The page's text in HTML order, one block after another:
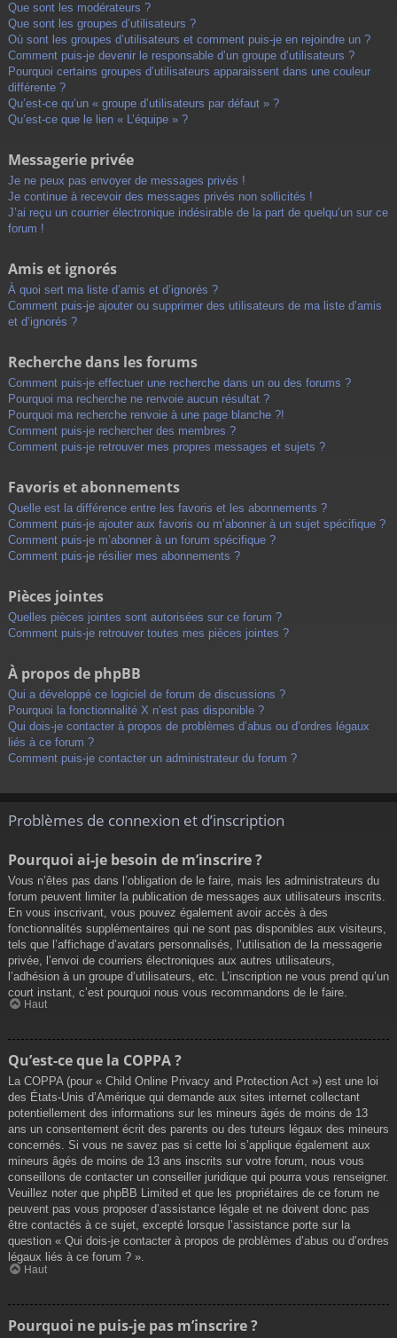
Que sont les modérateurs ?
Que sont les groupes d’utilisateurs ?
Où sont les groupes d’utilisateurs et comment puis-je en rejoindre un ?
Comment puis-je devenir le responsable d’un groupe d’utilisateurs ?
Pourquoi certains groupes d’utilisateurs apparaissent dans une couleur
différente ?
Qu’est-ce qu’un « groupe d’utilisateurs par défaut » ?
Qu’est-ce que le lien « L’équipe » ?
Messagerie privée
Je ne peux pas envoyer de messages privés !
Je continue à recevoir des messages privés non sollicités !
J’ai reçu un courrier électronique indésirable de la part de quelqu’un sur ce
forum !
Amis et ignorés
À quoi sert ma liste d’amis et d’ignorés ?
Comment puis-je ajouter ou supprimer des utilisateurs de ma liste d’amis
et d’ignorés ?
Recherche dans les forums
Comment puis-je effectuer une recherche dans un ou des forums ?
Pourquoi ma recherche ne renvoie aucun résultat ?
Pourquoi ma recherche renvoie à une page blanche ?!
Comment puis-je rechercher des membres ?
Comment puis-je retrouver mes propres messages et sujets ?
Favoris et abonnements
Quelle est la différence entre les favoris et les abonnements ?
Comment puis-je ajouter aux favoris ou m’abonner à un sujet spécifique ?
Comment puis-je m’abonner à un forum spécifique ?
Comment puis-je résilier mes abonnements ?
Pièces jointes
Quelles pièces jointes sont autorisées sur ce forum ?
Comment puis-je retrouver toutes mes pièces jointes ?
À propos de phpBB
Qui a développé ce logiciel de forum de discussions ?
Pourquoi la fonctionnalité X n’est pas disponible ?
Qui dois-je contacter à propos de problèmes d’abus ou d’ordres légaux
liés à ce forum ?
Comment puis-je contacter un administrateur du forum ?
Problèmes de connexion et d’inscription
Pourquoi ai-je besoin de m’inscrire ?
Vous n’êtes pas dans l’obligation de le faire, mais les administrateurs du
forum peuvent limiter la publication de messages aux utilisateurs inscrits.
En vous inscrivant, vous pouvez également avoir accès à des
fonctionnalités supplémentaires qui ne sont pas disponibles aux visiteurs,
tels que l’affichage d’avatars personnalisés, l’utilisation de la messagerie
privée, l’envoi de courriers électroniques aux autres utilisateurs,
l’adhésion à un groupe d’utilisateurs, etc. L’inscription ne vous prend qu’un
court instant, c’est pourquoi nous vous recommandons de le faire.
Haut
Qu’est-ce que la COPPA ?
La COPPA (pour « Child Online Privacy and Protection Act ») est une loi
des États-Unis d’Amérique qui demande aux sites internet collectant
potentiellement des informations sur les mineurs âgés de moins de 13
ans un consentement écrit des parents ou des tuteurs légaux des mineurs
concernés. Si vous ne savez pas si cette loi s’applique également aux
mineurs âgés de moins de 13 ans inscrits sur votre forum, nous vous
conseillons de contacter un conseiller juridique qui pourra vous renseigner.
Veuillez noter que phpBB Limited et que les propriétaires de ce forum ne
peuvent pas vous proposer d’assistance légale et ne doivent donc pas
être contactés à ce sujet, excepté lorsque l’assistance porte sur la
question « Qui dois-je contacter à propos de problèmes d’abus ou d’ordres
légaux liés à ce forum ? ».
Haut
Pourquoi ne puis-je pas m’inscrire ?